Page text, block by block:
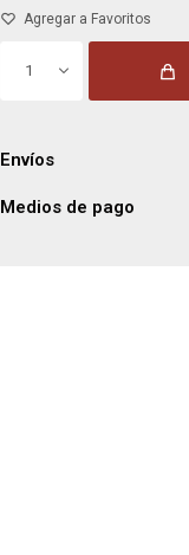
1
Envíos
Medios de pago